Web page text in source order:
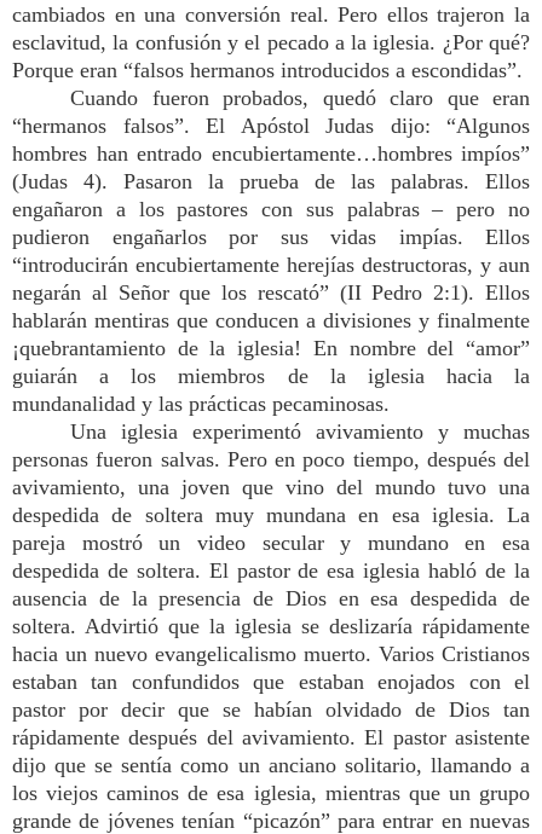
cambiados en una conversión real. Pero ellos trajeron la
esclavitud, la confusión y el pecado a la iglesia. ¿Por qué?
Porque eran “falsos hermanos introducidos a escondidas”.
Cuando fueron probados, quedó claro que eran
“hermanos falsos”. El Apóstol Judas dijo: “Algunos
hombres han entrado encubiertamente…hombres impíos”
(Judas 4). Pasaron la prueba de las palabras. Ellos
engañaron a los pastores con sus palabras – pero no
pudieron engañarlos por sus vidas impías. Ellos
“introducirán encubiertamente herejías destructoras, y aun
negarán al Señor que los rescató” (II Pedro 2:1). Ellos
hablarán mentiras que conducen a divisiones y finalmente
¡quebrantamiento de la iglesia! En nombre del “amor”
guiarán a los miembros de la iglesia hacia la
mundanalidad y las prácticas pecaminosas.
Una iglesia experimentó avivamiento y muchas
personas fueron salvas. Pero en poco tiempo, después del
avivamiento, una joven que vino del mundo tuvo una
despedida de soltera muy mundana en esa iglesia. La
pareja mostró un video secular y mundano en esa
despedida de soltera. El pastor de esa iglesia habló de la
ausencia de la presencia de Dios en esa despedida de
soltera. Advirtió que la iglesia se deslizaría rápidamente
hacia un nuevo evangelicalismo muerto. Varios Cristianos
estaban tan confundidos que estaban enojados con el
pastor por decir que se habían olvidado de Dios tan
rápidamente después del avivamiento. El pastor asistente
dijo que se sentía como un anciano solitario, llamando a
los viejos caminos de esa iglesia, mientras que un grupo
grande de jóvenes tenían “picazón” para entrar en nuevas